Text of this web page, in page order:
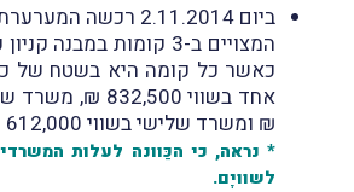
ביום 2.11.2014 רכשה המערערת
המצויים ב-3 קומות
₪ ומשרד שלישי בשווי 612,000 ₪.
* נראה, כי הכַּוונה לעלות
לשוויָם.